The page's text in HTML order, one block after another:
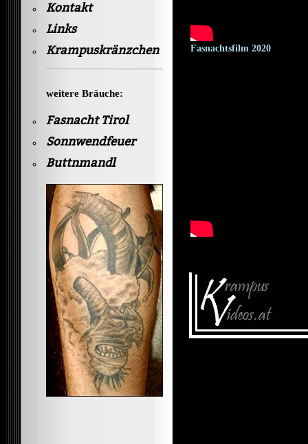
Kontakt
Links
Krampuskränzchen
weitere Bräuche:
Fasnacht Tirol
Sonnwendfeuer
Buttnmandl
Fasnachtsfilm 2020